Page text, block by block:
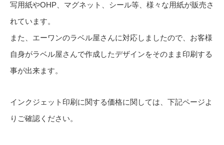
写用紙やOHP、マグネット、シール等、様々な用紙が販売さ
れています。
また、エーワンのラベル屋さんに対応しましたので、お客様
自身がラベル屋さんで作成したデザインをそのまま印刷する
事が出来ます。
インクジェット印刷に関する価格に関しては、下記ページよ
りご確認ください。